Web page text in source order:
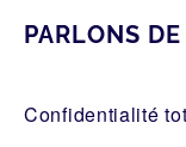
PARLONS
Confidentialité